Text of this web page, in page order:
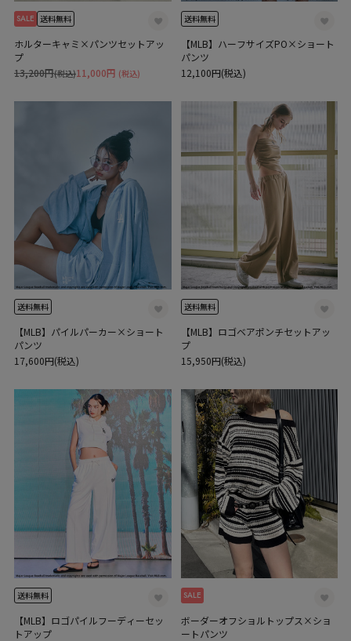
SALE 送料無料
ホルターキャミ×パンツセットアッ
プ
11,000円 (税込)
13,200円(税込)
送料無料
【MLB】ハーフサイズPO×ショート
パンツ
12,100円(税込)
送料無料
【MLB】パイルパーカー×ショート
パンツ
17,600円(税込)
送料無料
【MLB】ロゴベアポンチセットアッ
プ
15,950円(税込)
送料無料
【MLB】ロゴパイルフーディーセッ
トアップ
SALE
ボーダーオフショルトップス×ショ
ートパンツ